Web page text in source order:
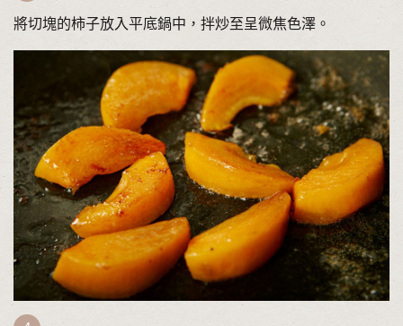
將切塊的柿子放入平底鍋中，拌炒至呈微焦色澤。